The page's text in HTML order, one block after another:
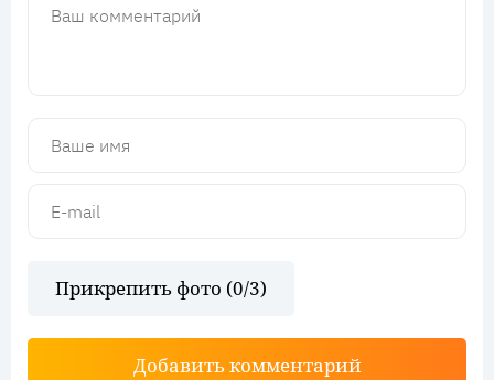
Прикрепить фото (0/3)
Добавить комментарий